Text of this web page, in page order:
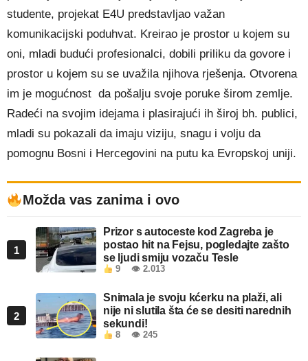
studente, projekat E4U predstavljao važan
komunikacijski poduhvat. Kreirao je prostor u kojem su
oni, mladi budući profesionalci, dobili priliku da govore i
prostor u kojem su se uvažila njihova rješenja. Otvorena
im je mogućnost da pošalju svoje poruke širom zemlje.
Radeći na svojim idejama i plasirajući ih široj bh. publici,
mladi su pokazali da imaju viziju, snagu i volju da
pomognu Bosni i Hercegovini na putu ka Evropskoj uniji.
Možda vas zanima i ovo
1
Prizor s autoceste kod Zagreba je
postao hit na Fejsu, pogledajte zašto
se ljudi smiju vozaču Tesle
9 👁 2.013
2
Snimala je svoju kćerku na plaži, ali
nije ni slutila šta će se desiti narednih
sekundi!
8 👁 245